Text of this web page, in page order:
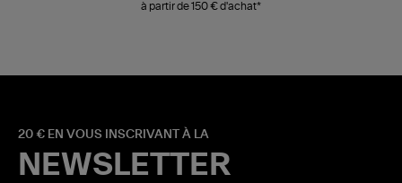
à partir de 150 € d'achat*
20 € EN VOUS INSCRIVANT À LA
NEWSLETTER